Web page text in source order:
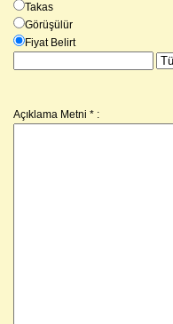
Takas
Görüşülür
Fiyat Belirt
Açıklama Metni * :